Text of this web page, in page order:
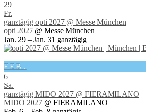
29
Fr.
ganztägig opti 2027 @ Messe München
opti 2027 @ Messe München
Jan. 29 – Jan. 31 ganztägig
FEB.
6
Sa.
ganztägig MIDO 2027 @ FIERAMILANO
MIDO 2027 @ FIERAMILANO